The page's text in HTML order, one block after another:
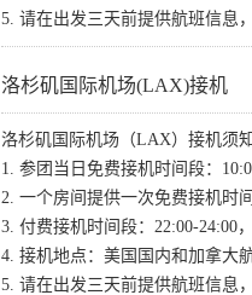
5. 请在出发三天前提供航班信息
洛杉矶国际机场(LAX)接机
洛杉矶国际机场（LAX）接机须
1. 参团当日免费接机时间段：
2. 一个房间提供一次免费接机时
3. 付费接机时间段：22:00-24:00
4. 接机地点：美国国内和加拿大
5. 请在出发三天前提供航班信息